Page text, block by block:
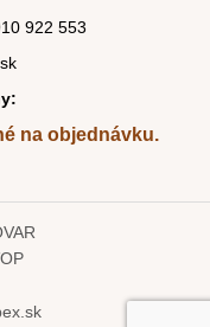
922 553
na objednávku.